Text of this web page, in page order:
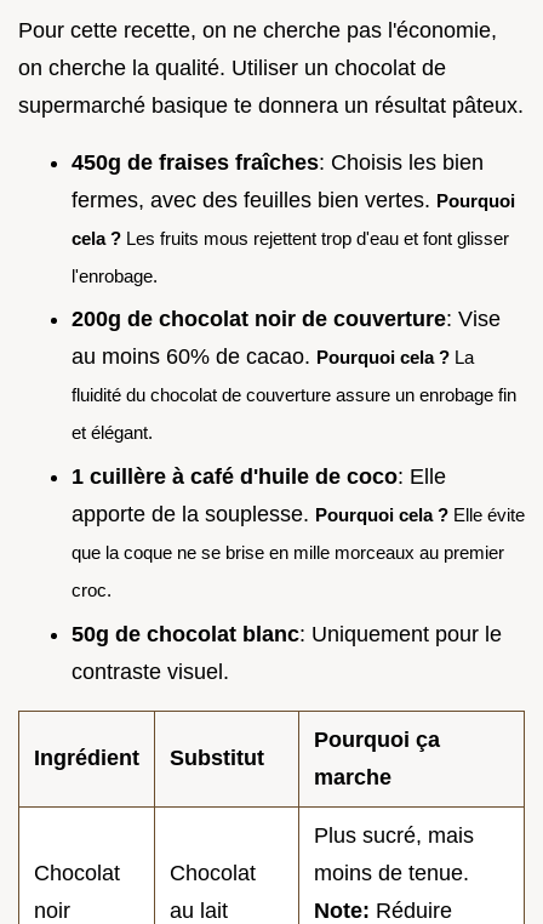
Pour cette recette, on ne cherche pas l'économie,
on cherche la qualité. Utiliser un chocolat de
supermarché basique te donnera un résultat pâteux.
450g de fraises fraîches: Choisis les bien
fermes, avec des feuilles bien vertes. Pourquoi
cela ? Les fruits mous rejettent trop d'eau et font glisser
l'enrobage.
200g de chocolat noir de couverture: Vise
au moins 60% de cacao. Pourquoi cela ? La
fluidité du chocolat de couverture assure un enrobage fin
et élégant.
1 cuillère à café d'huile de coco: Elle
apporte de la souplesse. Pourquoi cela ? Elle évite
que la coque ne se brise en mille morceaux au premier
croc.
50g de chocolat blanc: Uniquement pour le
contraste visuel.
Ingrédient Substitut
Pourquoi ça
marche
Chocolat
noir
Chocolat
au lait
Plus sucré, mais
moins de tenue.
Note: Réduire